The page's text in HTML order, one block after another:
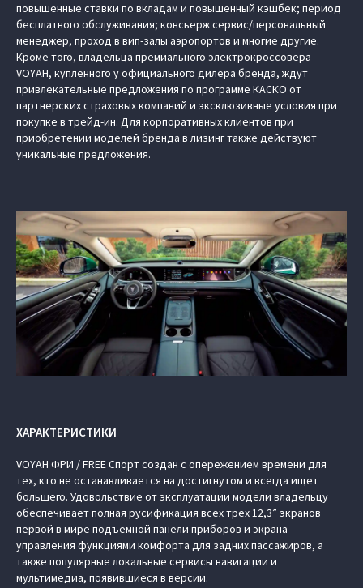
повышенные ставки по вкладам и повышенный кэшбек; период
бесплатного обслуживания; консьерж сервис/персональный
менеджер, проход в вип-залы аэропортов и многие другие.
Кроме того, владельца премиального электрокроссовера
VOYAH, купленного у официального дилера бренда, ждут
привлекательные предложения по программе КАСКО от
партнерских страховых компаний и эксклюзивные условия при
покупке в трейд-ин. Для корпоративных клиентов при
приобретении моделей бренда в лизинг также действуют
уникальные предложения.
ХАРАКТЕРИСТИКИ
VOYAH ФРИ / FREE Спорт создан с опережением времени для
тех, кто не останавливается на достигнутом и всегда ищет
большего. Удовольствие от эксплуатации модели владельцу
обеспечивает полная русификация всех трех 12,3” экранов
первой в мире подъемной панели приборов и экрана
управления функциями комфорта для задних пассажиров, а
также популярные локальные сервисы навигации и
мультимедиа, появившиеся в версии.